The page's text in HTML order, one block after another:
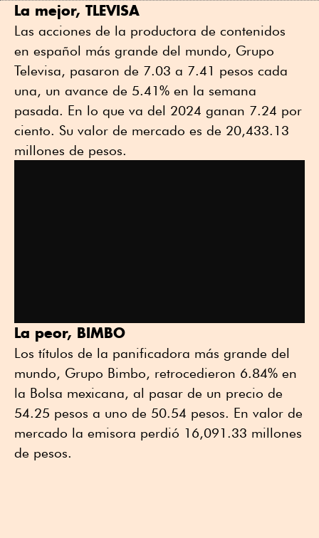
La mejor, TLEVISA
Las acciones de la productora de contenidos
en español más grande del mundo, Grupo
Televisa, pasaron de 7.03 a 7.41 pesos cada
una, un avance de 5.41% en la semana
pasada. En lo que va del 2024 ganan 7.24 por
ciento. Su valor de mercado es de 20,433.13
millones de pesos.
La peor, BIMBO
Los títulos de la panificadora más grande del
mundo, Grupo Bimbo, retrocedieron 6.84% en
la Bolsa mexicana, al pasar de un precio de
54.25 pesos a uno de 50.54 pesos. En valor de
mercado la emisora perdió 16,091.33 millones
de pesos.